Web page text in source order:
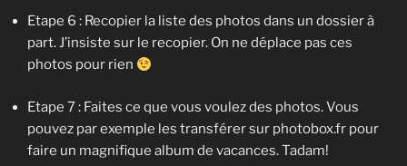
Etape 6 : Recopier la liste des photos dans un dossier à
part. J’insiste sur le recopier. On ne déplace pas ces
photos pour rien
Etape 7 : Faites ce que vous voulez des photos. Vous
pouvez par exemple les transférer sur photobox.fr pour
faire un magnifique album de vacances. Tadam!